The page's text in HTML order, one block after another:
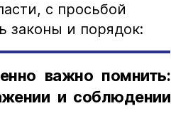
с просьбой
законы и порядок:
важно помнить:
и соблюдении